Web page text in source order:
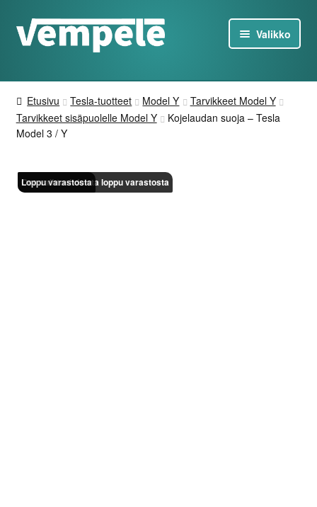
Siirry
navigointiin
Siirry
sisältöön
Valikko
Laturit
Tietoa
Etusivu Tesla-tuotteet Model Y
Tarvikkeet Model Y
Tarvikkeet sisäpuolelle Model Y
Kojelaudan suoja – Tesla
Model 3 / Y
Osa vaihtoehdoista loppu varastosta
Loppu varastosta